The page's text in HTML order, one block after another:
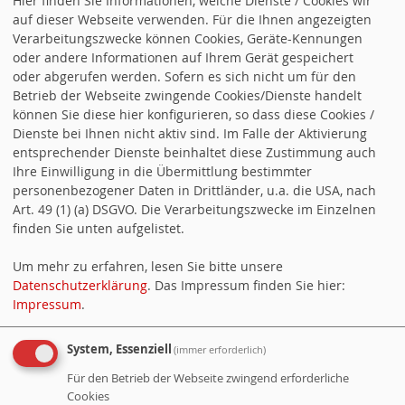
menschenrechtspolitische Sprecherin:
Am 20. Juni, dem Weltflüchtlingstag der
Vereinten Nationen, wird daran
erinnert, dass Millionen Menschen
gezwungenermaßen ihre Heimat
verlassen mussten. Hinter den Zahlen
stehen persönliche Geschichten und
individuelle Schicksale. „Aktuell sind
weltweit über 117 Millionen Menschen
auf der Flucht, darunter viele Kinder,
oftmals ohne die Begleitung… Gabriela
Heinrich zum Weltflüchtlingstag
weiterlesen
auf dieser Webseite verwenden. Für die Ihnen angezeigten
Verarbeitungszwecke können Cookies, Geräte-Kennungen
oder andere Informationen auf Ihrem Gerät gespeichert
oder abgerufen werden. Sofern es sich nicht um für den
Betrieb der Webseite zwingende Cookies/Dienste handelt
können Sie diese hier konfigurieren, so dass diese Cookies /
Dienste bei Ihnen nicht aktiv sind. Im Falle der Aktivierung
entsprechender Dienste beinhaltet diese Zustimmung auch
Ihre Einwilligung in die Übermittlung bestimmter
personenbezogener Daten in Drittländer, u.a. die USA, nach
Art. 49 (1) (a) DSGVO. Die Verarbeitungszwecke im Einzelnen
finden Sie unten aufgelistet.
Um mehr zu erfahren, lesen Sie bitte unsere
Datenschutzerklärung. Das Impressum finden Sie hier:
Impressum.
System, Essenziell (immer erforderlich)
Für den Betrieb der Webseite zwingend erforderliche
Cookies